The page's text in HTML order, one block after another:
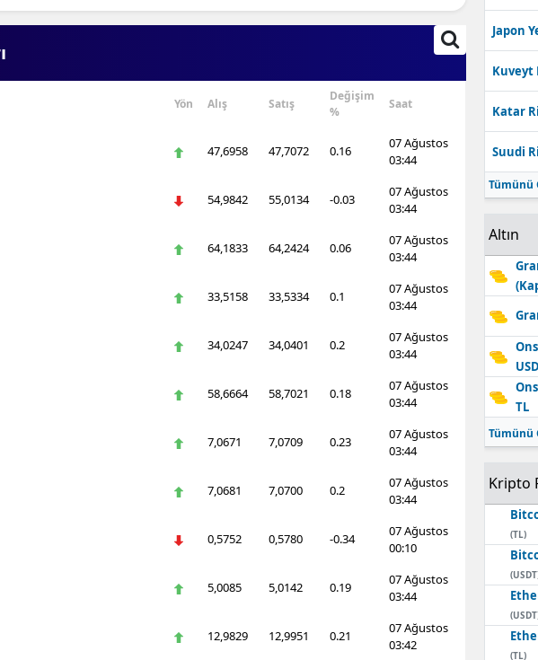
Yön Alış Satış
Değişim
%
Saat
47,6958 47,7072 0.16
07 Ağustos
03:44
54,9842 55,0134 -0.03
07 Ağustos
03:44
64,1833 64,2424 0.06
07 Ağustos
03:44
33,5158 33,5334 0.1
07 Ağustos
03:44
34,0247 34,0401 0.2
07 Ağustos
03:44
58,6664 58,7021 0.18
07 Ağustos
03:44
7,0671 7,0709 0.23
07 Ağustos
03:44
7,0681 7,0700 0.2
07 Ağustos
03:44
0,5752 0,5780 -0.34
07 Ağustos
00:10
5,0085 5,0142 0.19
07 Ağustos
03:44
12,9829 12,9951 0.21
07 Ağustos
03:42
Japon
Kuveyt
Katar
Suudi
Tümünü
Altın
USD
TL
Tümünü
Kripto
(TL)
(TL)